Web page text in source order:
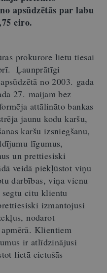
apsūdzētās par labu
eiro.
prokurore lietu tiesai
Ļaunprātīgi
no 2003. gada
27. maijam bez
attālināto bankas
jaunu kodu karšu,
karšu izsniegšanu,
līgumus,
un prettiesiski
veidā piekļūstot viņu
darbības, viņa vienu
citu klientu
izmantojusi
nodarot
Klientiem
ir atlīdzinājusi
lietā cietušās